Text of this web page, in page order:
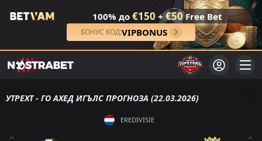
100% до €150 + €50Free Bet
БОНУС КОД:VIPBONUS
УТРЕХТ - ГО АХЕД ИГЪЛС ПРОГНОЗА (22.03.2026)
EREDIVISIE